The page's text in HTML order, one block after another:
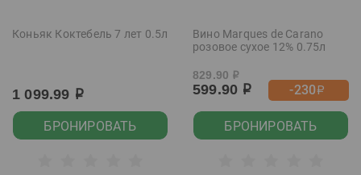
Коньяк Коктебель 7 лет 0.5л
1 099.99 р
БРОНИРОВАТЬ
Вино Marques de Carano
розовое сухое 12% 0.75л
829.90 р
599.90 р -230р
БРОНИРОВАТЬ